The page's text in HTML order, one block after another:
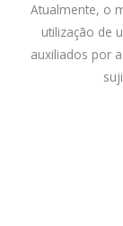
Atualmente, o
utilização de
auxiliados por